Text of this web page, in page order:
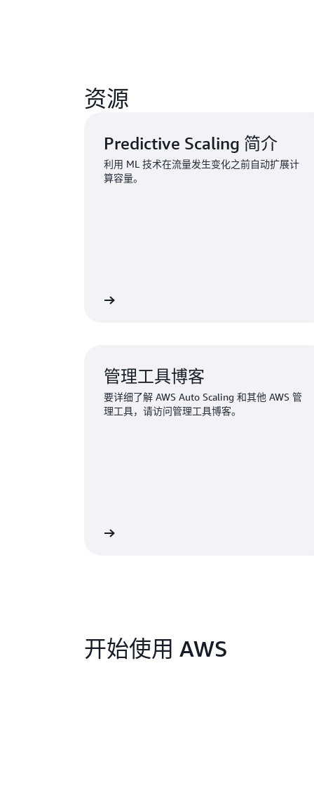
资源
Predictive Scaling 简介
利用 ML 技术在流量发生变化之前自动扩展计
算容量。
管理工具博客
要详细了解 AWS Auto Scaling 和其他 AWS 管
理工具，请访问管理工具博客。
开始使用 AWS